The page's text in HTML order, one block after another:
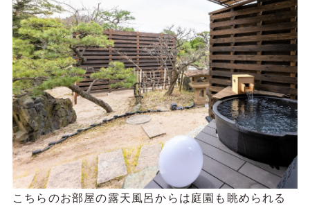
こちらのお部屋の露天風呂からは庭園も眺められる
ので、癒し効果も倍増！？